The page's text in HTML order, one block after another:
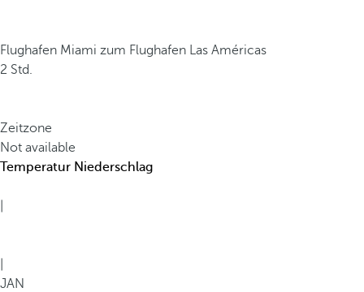
Flughafen Miami zum Flughafen Las Américas
2 Std.
Zeitzone
Not available
Temperatur Niederschlag
JAN